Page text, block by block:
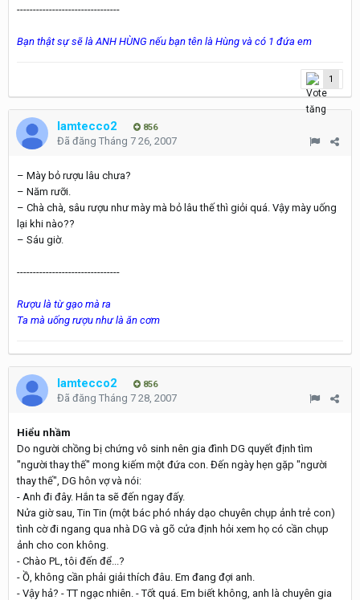
--------------------------------
Bạn thật sự sẽ là ANH HÙNG nếu bạn tên là Hùng và có 1 đứa em
1
lamtecco2 856
Đã đăng Tháng 7 26, 2007
– Mày bỏ rượu lâu chưa?
– Năm rưỡi.
– Chà chà, sâu rượu như mày mà bỏ lâu thế thì giỏi quá. Vậy mày uống
lại khi nào??
– Sáu giờ.
--------------------------------
Rượu là từ gạo mà ra
Ta mà uống rượu như là ăn cơm
lamtecco2 856
Đã đăng Tháng 7 28, 2007
Hiểu nhầm
Do người chồng bị chứng vô sinh nên gia đình DG quyết định tìm
"người thay thế" mong kiếm một đứa con. Đến ngày hẹn gặp "người
thay thế", DG hôn vợ và nói:
- Anh đi đây. Hắn ta sẽ đến ngay đấy.
Nửa giờ sau, Tin Tin (một bác phó nháy dạo chuyên chụp ảnh trẻ con)
tình cờ đi ngang qua nhà DG và gõ cửa định hỏi xem họ có cần chụp
ảnh cho con không.
- Chào PL, tôi đến để...?
- Ồ, không cần phải giải thích đâu. Em đang đợi anh.
- Vậy hả? - TT ngạc nhiên. - Tốt quá. Em biết không, anh là chuyên gia